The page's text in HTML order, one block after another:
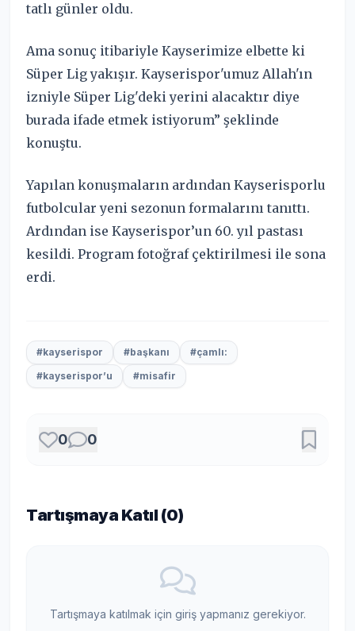
tatlı günler oldu.
Ama sonuç itibariyle Kayserimize elbette ki
Süper Lig yakışır. Kayserispor'umuz Allah'ın
izniyle Süper Lig'deki yerini alacaktır diye
burada ifade etmek istiyorum” şeklinde
konuştu.
Yapılan konuşmaların ardından Kayserisporlu
futbolcular yeni sezonun formalarını tanıttı.
Ardından ise Kayserispor’un 60. yıl pastası
kesildi. Program fotoğraf çektirilmesi ile sona
erdi.
#kayserispor #başkanı
#çamlı:
#kayserispor’u
#misafir
0 0
Tartışmaya Katıl (0)
Tartışmaya katılmak için giriş yapmanız gerekiyor.